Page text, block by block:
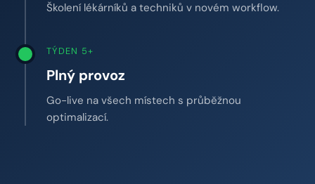
Školení lékárníků a techniků v novém workflow.
TÝDEN 5+
Plný provoz
Go-live na všech místech s průběžnou
optimalizací.